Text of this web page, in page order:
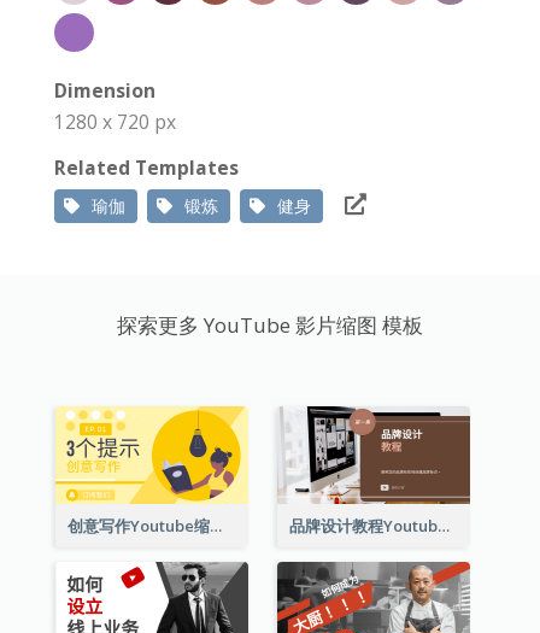
Dimension
1280 x 720 px
Related Templates
瑜伽 锻炼 健身
探索更多 YouTube 影片缩图 模板
创意写作Youtube缩略图的3个技巧 品牌设计教程Youtube影片缩图